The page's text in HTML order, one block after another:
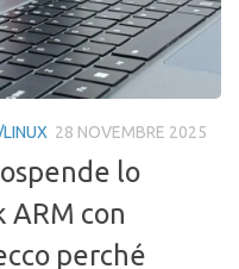
28 NOVEMBRE 2025
lo
con
perché